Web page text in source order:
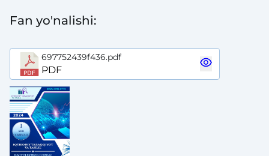
Fan yo'nalishi:
697752439f436.pdf
PDF